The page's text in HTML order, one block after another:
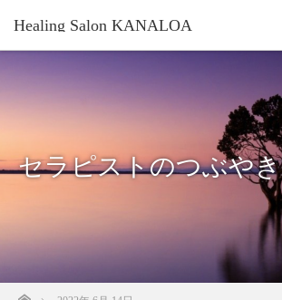
Healing Salon KANALOA
セラピストのつぶやき
ホーム